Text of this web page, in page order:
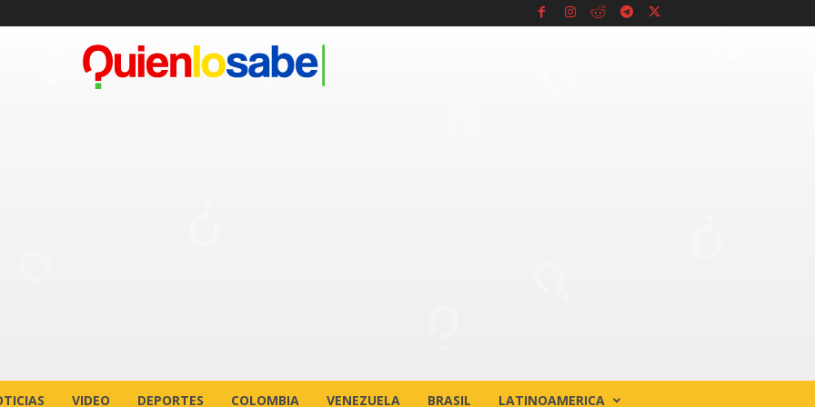
VIDEO DEPORTES COLOMBIA VENEZUELA BRASIL LATINOAMERICA